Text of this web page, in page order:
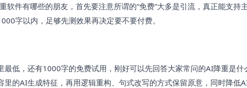
软件有哪些的朋友，首先要注意所谓的“免费”大多是引流，真正能支持
字以内，足够先测效果再决定要不要付费。
低，还有1000字的免费试用，刚好可以先回答大家常问的AI降重是什
的AI生成特征，再用逻辑重构、句式改写的方式保留原意，同时降低